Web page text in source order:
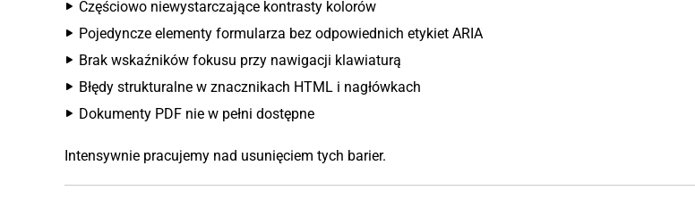
Częściowo niewystarczające kontrasty kolorów
Pojedyncze elementy formularza bez odpowiednich etykiet ARIA
Brak wskaźników fokusu przy nawigacji klawiaturą
Błędy strukturalne w znacznikach HTML i nagłówkach
Dokumenty PDF nie w pełni dostępne
Intensywnie pracujemy nad usunięciem tych barier.